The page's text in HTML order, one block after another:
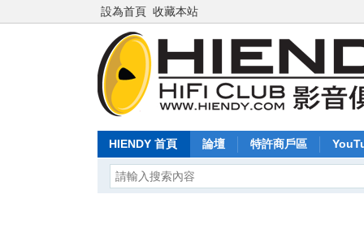
設為首頁 收藏本站
HIENDY 首頁 論壇 特許商戶區